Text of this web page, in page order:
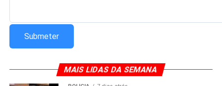
MAIS LIDAS DA SEMANA